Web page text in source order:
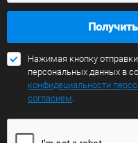
Нажимая кнопку
персональных данных в
конфидециальности
согласием